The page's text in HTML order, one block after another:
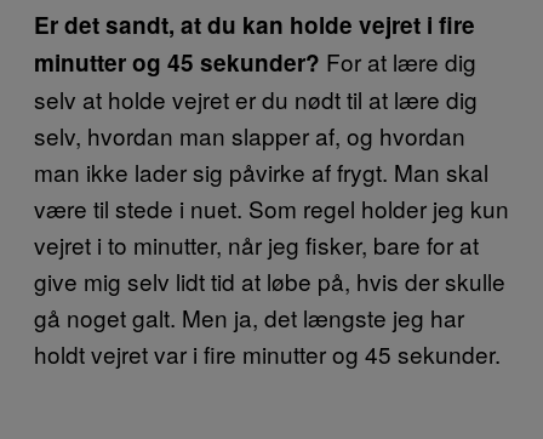
Er det sandt, at du kan holde vejret i fire
minutter og 45 sekunder? For at lære dig
selv at holde vejret er du nødt til at lære dig
selv, hvordan man slapper af, og hvordan
man ikke lader sig påvirke af frygt. Man skal
være til stede i nuet. Som regel holder jeg kun
vejret i to minutter, når jeg fisker, bare for at
give mig selv lidt tid at løbe på, hvis der skulle
gå noget galt. Men ja, det længste jeg har
holdt vejret var i fire minutter og 45 sekunder.